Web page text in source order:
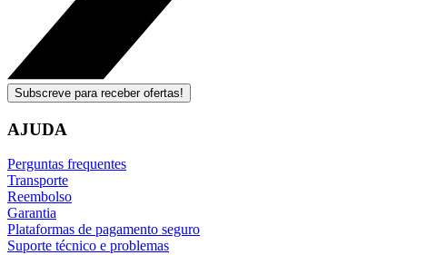
Subscreve para receber ofertas!
AJUDA
Perguntas frequentes
Transporte
Reembolso
Garantia
Plataformas de pagamento seguro
Suporte técnico e problemas